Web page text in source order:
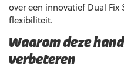
over een innovatief Dual
flexibiliteit.
Waarom deze
verbeteren